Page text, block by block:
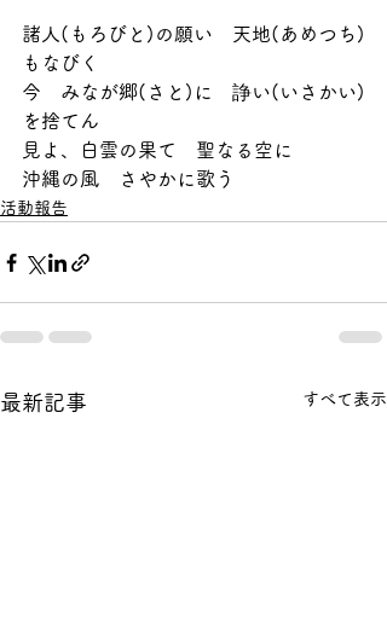
諸人(もろびと)の願い　天地(あめつち)
もなびく
今　みなが郷(さと)に　諍い(いさかい)
を捨てん
見よ、白雲の果て　聖なる空に
沖縄の風　さやかに歌う
活動報告
最新記事 すべて表示